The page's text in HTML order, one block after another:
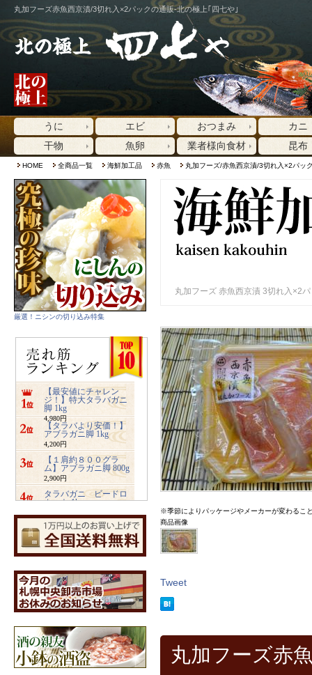
丸加フーズ赤魚西京漬/3切れ入×2パックの通販-北の極上｢四七や｣
うに エビ おつまみ
カニ
干物
魚卵 業者様向食材 昆布
HOME 全商品一覧 海鮮加工品 赤魚 丸加フーズ/赤魚西京漬/3切れ入×2パッ
丸加フーズ 赤魚西京漬 3切れ入×2
※季節によりパッケージやメーカーが変わるこ
商品画像
Tweet
丸加フーズ赤
厳選！ニシンの切り込み特集
【最安値にチャレン
ジ！】特大タラバガニ
脚 1kg
4,980円
【タラバより安価！】
アブラガニ脚 1kg
4,200円
【１肩約８００グラ
ム】アブラガニ脚 800g
2,900円
タラバガニ ビードロ
カット 1kg
ズワイガニ ビードロ
カット 1kg
3,400円
り】みちのく松前
4,800円
【特大2キロ入り】業務
用ホッキ貝サラダ
4,900円
【数の子だらけ☆】み
ちのく松前
3,600円
昆布